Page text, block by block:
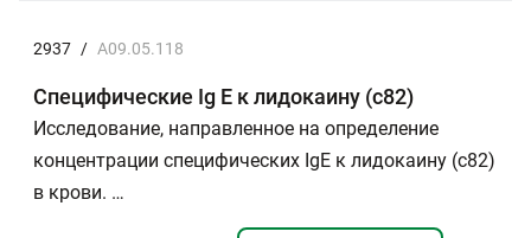
2937 / A09.05.118
Специфические Ig E к лидокаину (c82)
Исследование, направленное на определение
концентрации специфических IgE к лидокаину (с82)
в крови. …